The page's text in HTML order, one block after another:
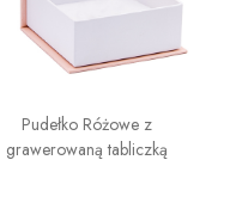
Pudełko Różowe z
grawerowaną tabliczką